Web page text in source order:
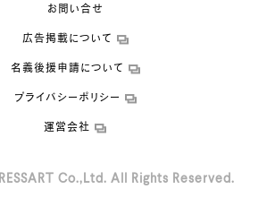
お問い合せ
広告掲載について
名義後援申請について
プライバシーポリシー
運営会社
Co.,Ltd. All Rights Reserved.